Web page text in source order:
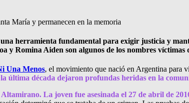
herramienta fundamental para exigir justicia y
y Romina Aiden son algunos de los nombres
Una Menos, el movimiento que nació en Argentina para
última década dejaron profundas heridas en la
La joven fue asesinada el 27 de abril de